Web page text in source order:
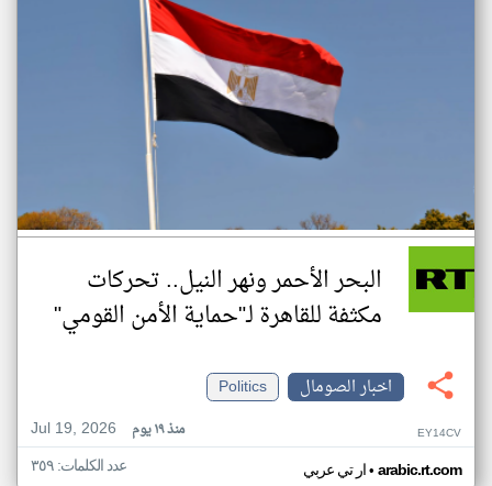
البحر الأحمر ونهر النيل.. تحركات
مكثفة للقاهرة لـ"حماية الأمن القومي"
اخبار الصومال
Politics
Jul 19, 2026
منذ ١٩ يوم EY14CV
ار تي عربي• arabic.rt.com عدد الكلمات: ٣٥٩